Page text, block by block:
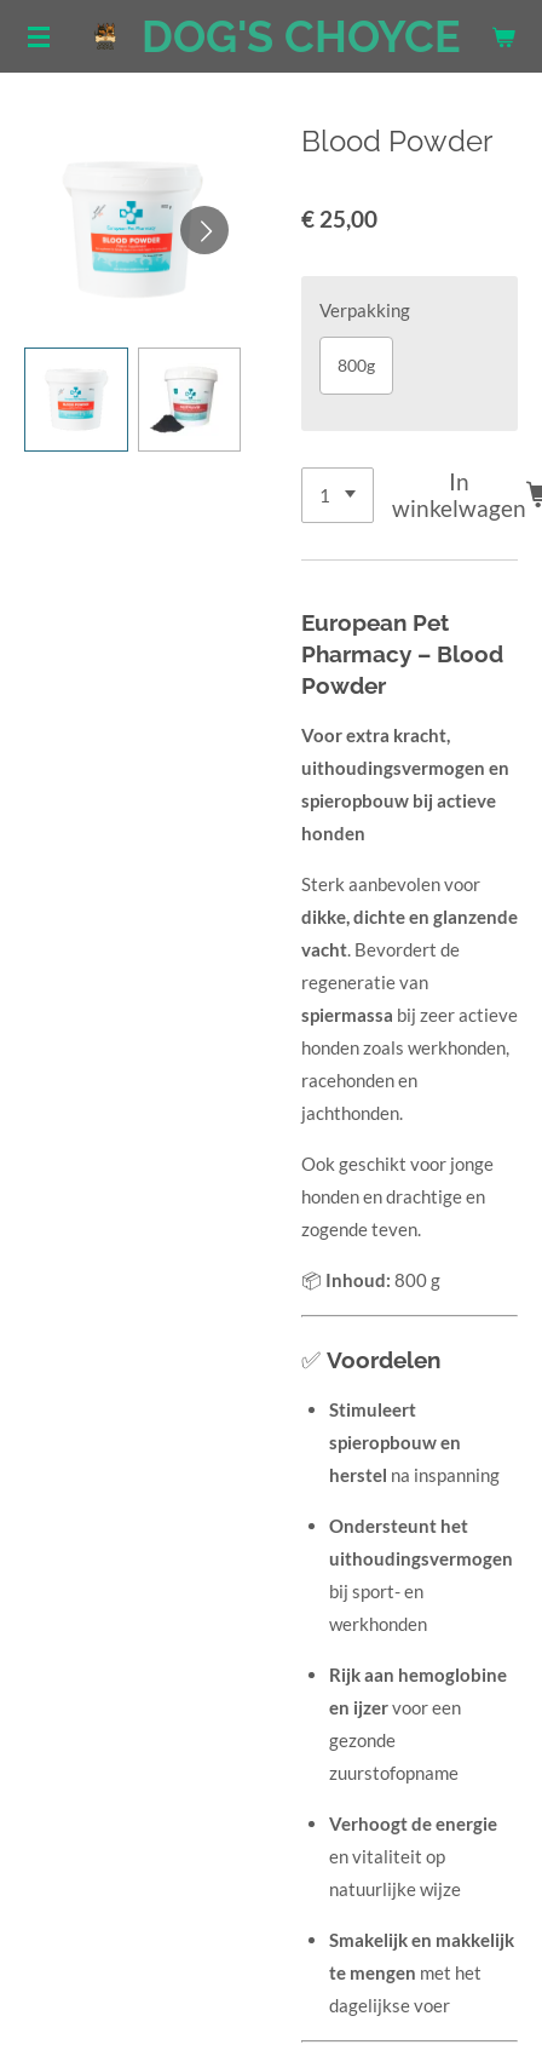
Ga
DOG'S CHOYCE
Blood Powder
€ 25,00
Verpakking
800g
In
winkelwagen
European Pet
Pharmacy – Blood
Powder
Voor extra kracht,
uithoudingsvermogen en
spieropbouw bij actieve
honden
Sterk aanbevolen voor
dikke, dichte en glanzende
vacht. Bevordert de
regeneratie van
spiermassa bij zeer actieve
honden zoals werkhonden,
racehonden en
jachthonden.
Ook geschikt voor jonge
honden en drachtige en
zogende teven.
📦 Inhoud: 800g
✅ Voordelen
Stimuleert
spieropbouw en
herstel na inspanning
Ondersteunt het
uithoudingsvermogen
bij sport- en
werkhonden
Rijk aan hemoglobine
en ijzervoor een
gezonde
zuurstofopname
Verhoogt de energie
en vitaliteit op
natuurlijke wijze
Smakelijk en makkelijk
te mengen met het
dagelijkse voer